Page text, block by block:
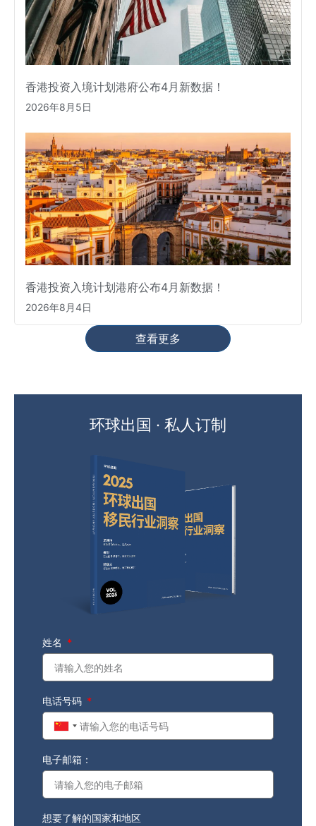
香港投资入境计划港府公布4月新数据！
2026年8月5日
香港投资入境计划港府公布4月新数据！
2026年8月4日
查看更多
环球出国 · 私人订制
姓名
电话号码
China
电子邮箱：
想要了解的国家和地区